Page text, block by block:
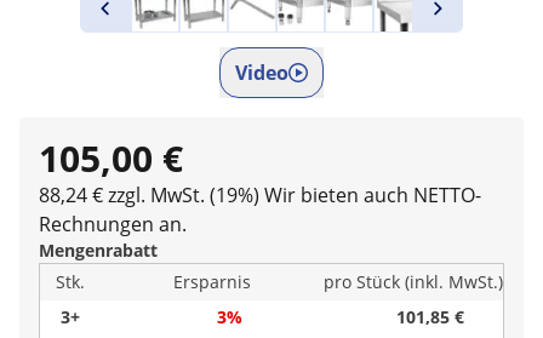
Video
105,00 €
88,24 € zzgl. MwSt. (19%) Wir bieten auch NETTO-
Rechnungen an.
Mengenrabatt
Stk.
Ersparnis
pro Stück (inkl. MwSt.)
3+
3%
101,85 €